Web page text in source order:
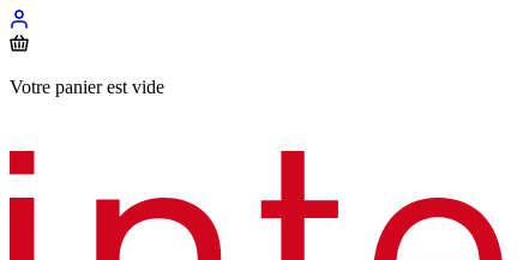
Votre panier est vide